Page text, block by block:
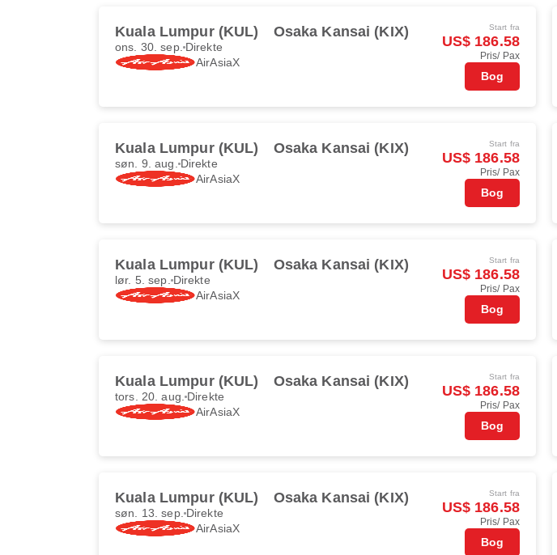
Kuala Lumpur (KUL) Osaka Kansai (KIX)
ons. 30. sep. Direkte
AirAsiaX
Start fra
US$ 186.58
Pris/ Pax
Bog
Kuala Lumpur (KUL) Osaka Kansai (KIX)
søn. 9. aug. Direkte
AirAsiaX
Start fra
US$ 186.58
Pris/ Pax
Bog
Kuala Lumpur (KUL) Osaka Kansai (KIX)
lør. 5. sep. Direkte
AirAsiaX
Start fra
US$ 186.58
Pris/ Pax
Bog
Kuala Lumpur (KUL) Osaka Kansai (KIX)
tors. 20. aug. Direkte
AirAsiaX
Start fra
US$ 186.58
Pris/ Pax
Bog
Kuala Lumpur (KUL) Osaka Kansai (KIX)
søn. 13. sep. Direkte
AirAsiaX
Start fra
US$ 186.58
Pris/ Pax
Bog